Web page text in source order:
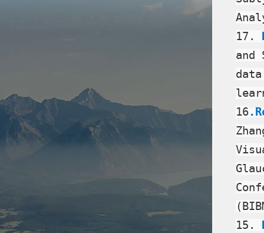
17.
and
16
15.